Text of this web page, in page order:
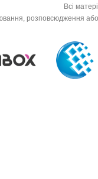
Всі
розповсюдження або